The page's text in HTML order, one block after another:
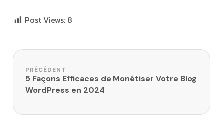
Post Views: 8
Navigation de l’article
PRÉCÉDENT
5 Façons Efficaces de Monétiser Votre Blog
WordPress en 2024